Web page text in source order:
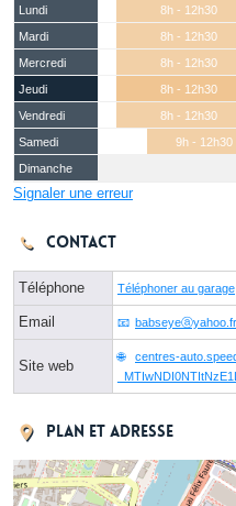
Lundi 8h - 12h30
Mardi
8h - 12h30
Mercredi
8h - 12h30
Jeudi
8h - 12h30
Vendredi
8h - 12h30
Samedi
9h - 12h30
Dimanche
Signaler une erreur
Contact
Téléphone Téléphoner au garage
Email babseyeⓐyahoo.fr
Site web
centres-
Plan et adresse